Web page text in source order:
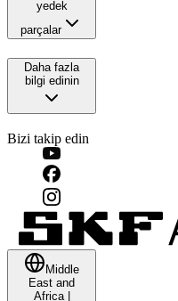
yedek
parçalar
Daha fazla
bilgi edinin
Bizi takip edin
Middle
East and
Africa|